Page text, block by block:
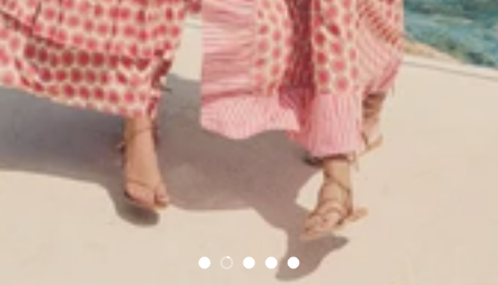
Cargar diapositiva 1 de 5
Cargar diapositiva 2 de 5
Cargar diapositiva 3 de 5
Cargar diapositiva 4 de 5
Cargar diapositiva 5 de 5